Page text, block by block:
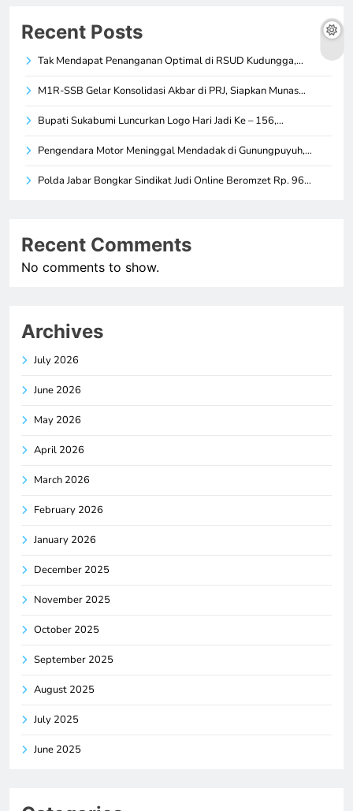
Recent Posts
Tak Mendapat Penanganan Optimal di RSUD Kudungga,…
M1R-SSB Gelar Konsolidasi Akbar di PRJ, Siapkan Munas…
Bupati Sukabumi Luncurkan Logo Hari Jadi Ke – 156,…
Pengendara Motor Meninggal Mendadak di Gunungpuyuh,…
Polda Jabar Bongkar Sindikat Judi Online Beromzet Rp. 96…
Recent Comments
No comments to show.
Archives
July 2026
June 2026
May 2026
April 2026
March 2026
February 2026
January 2026
December 2025
November 2025
October 2025
September 2025
August 2025
July 2025
June 2025